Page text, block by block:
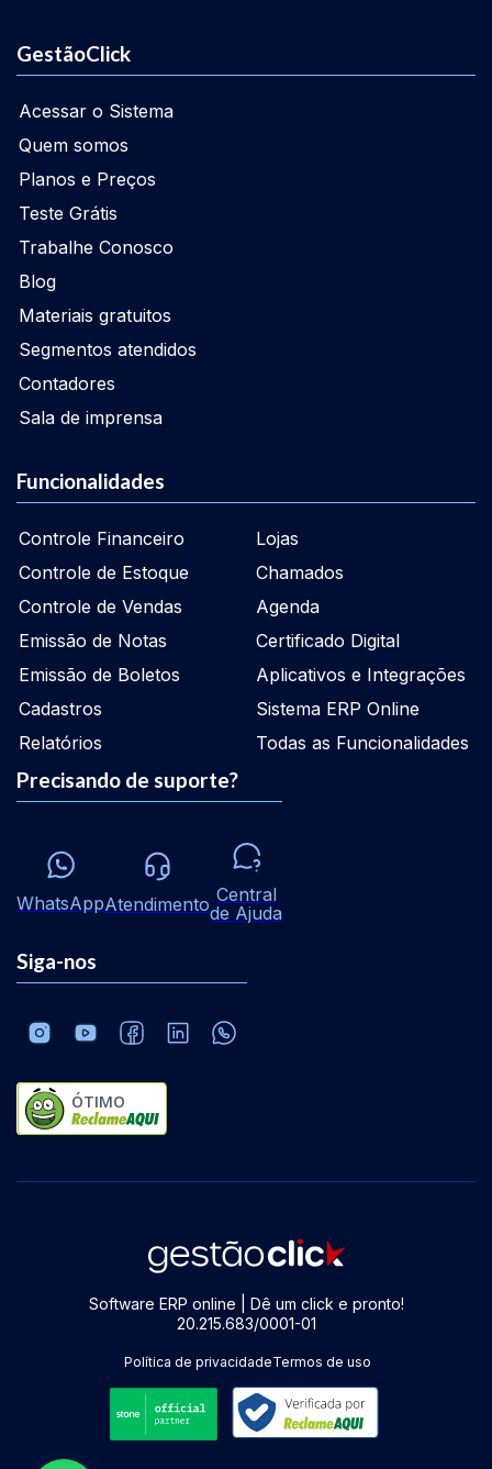
GestãoClick
Acessar o Sistema
Quem somos
Planos e Preços
Teste Grátis
Trabalhe Conosco
Blog
Materiais gratuitos
Segmentos atendidos
Contadores
Sala de imprensa
Funcionalidades
Controle Financeiro
Controle de Estoque
Controle de Vendas
Emissão de Notas
Emissão de Boletos
Cadastros
Relatórios
Lojas
Chamados
Agenda
Certificado Digital
Aplicativos e Integrações
Sistema ERP Online
Todas as Funcionalidades
Precisando de suporte?
WhatsAppAtendimento Central
de Ajuda
Siga-nos
ÓTIMO
Software ERP online | Dê um click e pronto!
20.215.683/0001-01
Política de privacidadeTermos de uso